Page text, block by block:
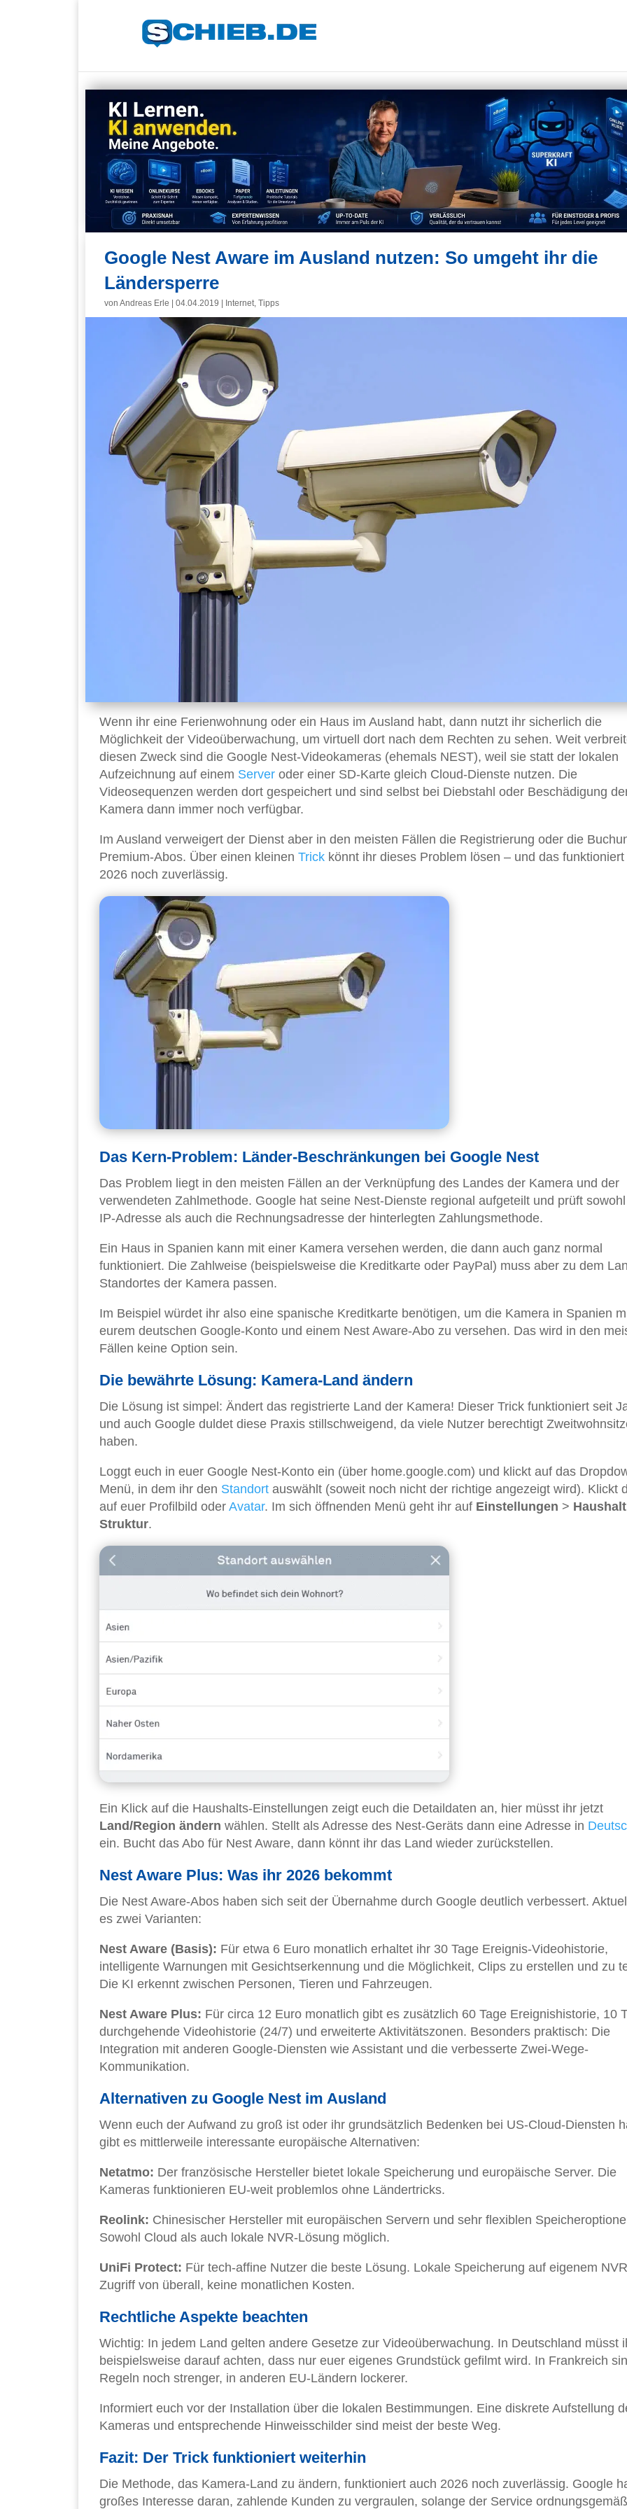
Google Nest Aware im Ausland nutzen: So umgeht ihr die
Ländersperre
von Andreas Erle 04.04.2019 Internet, Tipps
Wenn ihr eine Ferienwohnung oder ein Haus im Ausland habt, dann nutzt ihr sicherlich die
Möglichkeit der Videoüberwachung, um virtuell dort nach dem Rechten zu sehen. Weit
diesen Zweck sind die Google Nest-Videokameras (ehemals NEST), weil sie statt der lokalen
Aufzeichnung auf einem Server oder einer SD-Karte gleich Cloud-Dienste nutzen. Die
Videosequenzen werden dort gespeichert und sind selbst bei Diebstahl oder Beschädigung
Kamera dann immer noch verfügbar.
Im Ausland verweigert der Dienst aber in den meisten Fällen die Registrierung oder die
Premium-Abos. Über einen kleinen Trick könnt ihr dieses Problem lösen – und das
2026 noch zuverlässig.
Das Kern-Problem: Länder-Beschränkungen bei Google Nest
Das Problem liegt in den meisten Fällen an der Verknüpfung des Landes der Kamera und der
verwendeten Zahlmethode. Google hat seine Nest-Dienste regional aufgeteilt und prüft
IP-Adresse als auch die Rechnungsadresse der hinterlegten Zahlungsmethode.
Ein Haus in Spanien kann mit einer Kamera versehen werden, die dann auch ganz normal
funktioniert. Die Zahlweise (beispielsweise die Kreditkarte oder PayPal) muss aber zu dem
Standortes der Kamera passen.
Im Beispiel würdet ihr also eine spanische Kreditkarte benötigen, um die Kamera in Spanien
eurem deutschen Google-Konto und einem Nest Aware-Abo zu versehen. Das wird in den
Fällen keine Option sein.
Die bewährte Lösung: Kamera-Land ändern
Die Lösung ist simpel: Ändert das registrierte Land der Kamera! Dieser Trick funktioniert seit
und auch Google duldet diese Praxis stillschweigend, da viele Nutzer berechtigt
haben.
Loggt euch in euer Google Nest-Konto ein (über home.google.com) und klickt auf das
Menü, in dem ihr den Standort auswählt (soweit noch nicht der richtige angezeigt wird). Klickt
auf euer Profilbild oder Avatar. Im sich öffnenden Menü geht ihr auf Einstellungen >
Struktur.
Ein Klick auf die Haushalts-Einstellungen zeigt euch die Detaildaten an, hier müsst ihr jetzt
Land/Region ändern wählen. Stellt als Adresse des Nest-Geräts dann eine Adresse in
ein. Bucht das Abo für Nest Aware, dann könnt ihr das Land wieder zurückstellen.
Nest Aware Plus: Was ihr 2026 bekommt
Die Nest Aware-Abos haben sich seit der Übernahme durch Google deutlich verbessert.
es zwei Varianten:
Nest Aware (Basis): Für etwa 6 Euro monatlich erhaltet ihr 30 Tage Ereignis-Videohistorie,
intelligente Warnungen mit Gesichtserkennung und die Möglichkeit, Clips zu erstellen und zu
Die KI erkennt zwischen Personen, Tieren und Fahrzeugen.
Nest Aware Plus: Für circa 12 Euro monatlich gibt es zusätzlich 60 Tage Ereignishistorie, 10
durchgehende Videohistorie (24/7) und erweiterte Aktivitätszonen. Besonders praktisch: Die
Integration mit anderen Google-Diensten wie Assistant und die verbesserte Zwei-Wege-
Kommunikation.
Alternativen zu Google Nest im Ausland
Wenn euch der Aufwand zu groß ist oder ihr grundsätzlich Bedenken bei US-Cloud-Diensten
gibt es mittlerweile interessante europäische Alternativen:
Netatmo: Der französische Hersteller bietet lokale Speicherung und europäische Server. Die
Kameras funktionieren EU-weit problemlos ohne Ländertricks.
Reolink: Chinesischer Hersteller mit europäischen Servern und sehr flexiblen
Sowohl Cloud als auch lokale NVR-Lösung möglich.
UniFi Protect: Für tech-affine Nutzer die beste Lösung. Lokale Speicherung auf eigenem
Zugriff von überall, keine monatlichen Kosten.
Rechtliche Aspekte beachten
Wichtig: In jedem Land gelten andere Gesetze zur Videoüberwachung. In Deutschland müsst
beispielsweise darauf achten, dass nur euer eigenes Grundstück gefilmt wird. In Frankreich
Regeln noch strenger, in anderen EU-Ländern lockerer.
Informiert euch vor der Installation über die lokalen Bestimmungen. Eine diskrete Aufstellung
Kameras und entsprechende Hinweisschilder sind meist der beste Weg.
Fazit: Der Trick funktioniert weiterhin
Die Methode, das Kamera-Land zu ändern, funktioniert auch 2026 noch zuverlässig. Google
großes Interesse daran, zahlende Kunden zu vergraulen, solange der Service ordnungsgemäß